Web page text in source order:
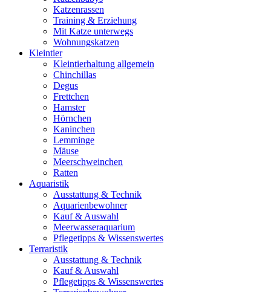
Katzenrassen
Training & Erziehung
Mit Katze unterwegs
Wohnungskatzen
Kleintier
Kleintierhaltung allgemein
Chinchillas
Degus
Frettchen
Hamster
Hörnchen
Kaninchen
Lemminge
Mäuse
Meerschweinchen
Ratten
Aquaristik
Ausstattung & Technik
Aquarienbewohner
Kauf & Auswahl
Meerwasseraquarium
Pflegetipps & Wissenswertes
Terraristik
Ausstattung & Technik
Kauf & Auswahl
Pflegetipps & Wissenswertes